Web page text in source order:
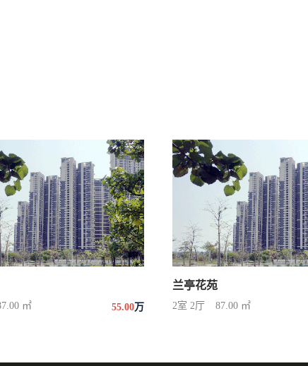
㎡ 55.00万
兰亭花苑
2室 2厅 87.00 ㎡